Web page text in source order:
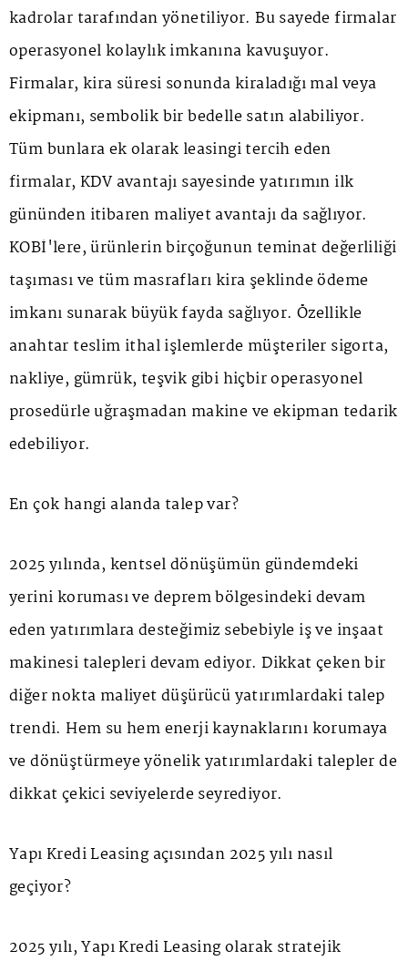
kadrolar tarafından yönetiliyor. Bu sayede firmalar
operasyonel kolaylık imkanına kavuşuyor.
Firmalar, kira süresi sonunda kiraladığı mal veya
ekipmanı, sembolik bir bedelle satın alabiliyor.
Tüm bunlara ek olarak leasingi tercih eden
firmalar, KDV avantajı sayesinde yatırımın ilk
gününden itibaren maliyet avantajı da sağlıyor.
KOBİ'lere, ürünlerin birçoğunun teminat değerliliği
taşıması ve tüm masrafları kira şeklinde ödeme
imkanı sunarak büyük fayda sağlıyor. Özellikle
anahtar teslim ithal işlemlerde müşteriler sigorta,
nakliye, gümrük, teşvik gibi hiçbir operasyonel
prosedürle uğraşmadan makine ve ekipman tedarik
edebiliyor.
En çok hangi alanda talep var?
2025 yılında, kentsel dönüşümün gündemdeki
yerini koruması ve deprem bölgesindeki devam
eden yatırımlara desteğimiz sebebiyle iş ve inşaat
makinesi talepleri devam ediyor. Dikkat çeken bir
diğer nokta maliyet düşürücü yatırımlardaki talep
trendi. Hem su hem enerji kaynaklarını korumaya
ve dönüştürmeye yönelik yatırımlardaki talepler de
dikkat çekici seviyelerde seyrediyor.
Yapı Kredi Leasing açısından 2025 yılı nasıl
geçiyor?
2025 yılı, Yapı Kredi Leasing olarak stratejik